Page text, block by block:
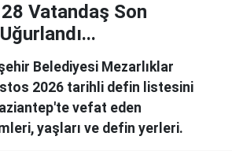
Vatandaş Son
Belediyesi Mezarlıklar
2026 tarihli defin listesini
vefat eden
yaşları ve defin yerleri.